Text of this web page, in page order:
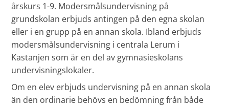
årskurs 1-9. Modersmålsundervisning på
grundskolan erbjuds antingen på den egna skolan
eller i en grupp på en annan skola. Ibland erbjuds
modersmålsundervisning i centrala Lerum i
Kastanjen som är en del av gymnasieskolans
undervisningslokaler.
Om en elev erbjuds undervisning på en annan skola
än den ordinarie behövs en bedömning från både